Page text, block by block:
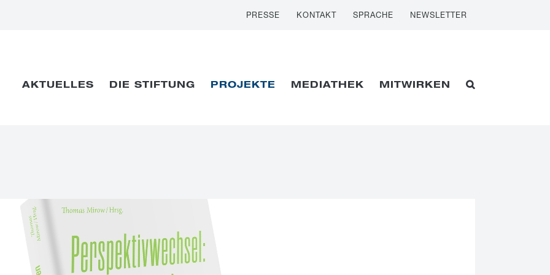
PRESSE KONTAKT SPRACHE NEWSLETTER
AKTUELLES DIE STIFTUNG PROJEKTE MEDIATHEK MITWIRKEN